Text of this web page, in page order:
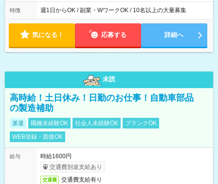
特徴 週1日からOK / 副業・WワークOK / 10名以上の大量募集
気になる！ 応募する 詳細へ
未読
高時給！土日休み！日勤のお仕事！自動車部品
の製造補助
派遣 職種未経験OK 社会人未経験OK
ブランクOK
WEB登録・面接OK
給与
時給1600円
交通費別途支給あり
交通費 交通費支給有り